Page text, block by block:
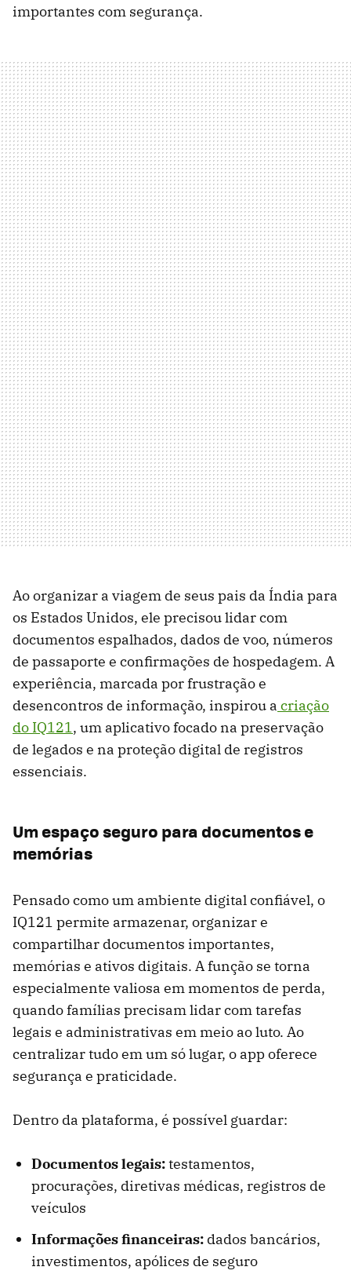
importantes com segurança.
Ao organizar a viagem de seus pais da Índia para
os Estados Unidos, ele precisou lidar com
documentos espalhados, dados de voo, números
de passaporte e confirmações de hospedagem. A
experiência, marcada por frustração e
desencontros de informação, inspirou a criação
do IQ121, um aplicativo focado na preservação
de legados e na proteção digital de registros
essenciais.
Um espaço seguro para documentos e
memórias
Pensado como um ambiente digital confiável, o
IQ121 permite armazenar, organizar e
compartilhar documentos importantes,
memórias e ativos digitais. A função se torna
especialmente valiosa em momentos de perda,
quando famílias precisam lidar com tarefas
legais e administrativas em meio ao luto. Ao
centralizar tudo em um só lugar, o app oferece
segurança e praticidade.
Dentro da plataforma, é possível guardar:
Documentos legais:testamentos,
procurações, diretivas médicas, registros de
veículos
Informações financeiras: dados bancários,
investimentos, apólices de seguro